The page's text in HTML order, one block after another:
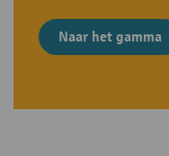
Naar het gamma